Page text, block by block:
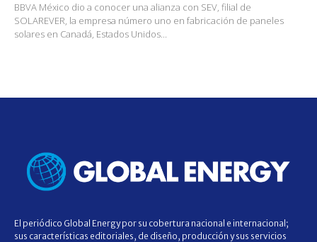
BBVA México dio a conocer una alianza con SEV, filial de
SOLAREVER, la empresa número uno en fabricación de paneles
solares en Canadá, Estados Unidos...
El periódico Global Energy por su cobertura nacional e internacional;
sus características editoriales, de diseño, producción y sus servicios